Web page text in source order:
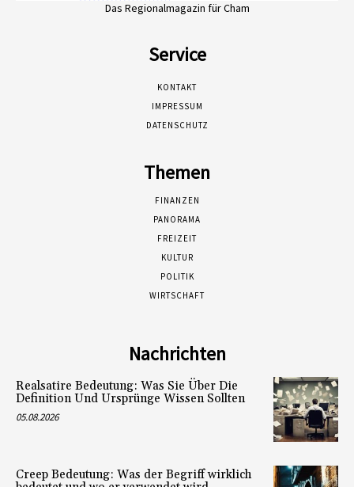
Das Regionalmagazin für Cham
Service
KONTAKT
IMPRESSUM
DATENSCHUTZ
Themen
FINANZEN
PANORAMA
FREIZEIT
KULTUR
POLITIK
WIRTSCHAFT
Nachrichten
Realsatire Bedeutung: Was Sie Über Die
Definition Und Ursprünge Wissen Sollten
05.08.2026
Creep Bedeutung: Was der Begriff wirklich